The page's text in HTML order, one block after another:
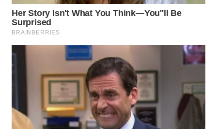
Group
NEWS
WAHANA
WAHANA
ADVOKAT